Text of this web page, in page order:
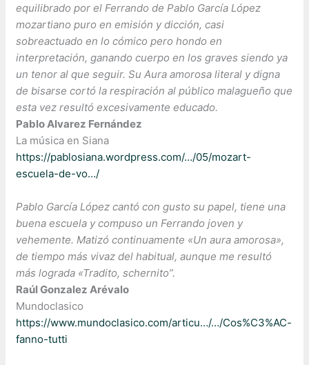
equilibrado por el Ferrando de Pablo García López
mozartiano puro en emisión y dicción, casi
sobreactuado en lo cómico pero hondo en
interpretación, ganando cuerpo en los graves siendo ya
un tenor al que seguir. Su Aura amorosa literal y digna
de bisarse cortó la respiración al público malagueño que
esta vez resultó excesivamente educado.
Pablo Alvarez Fernández
La música en Siana
https://pablosiana.wordpress.com/…/05/mozart-
escuela-de-vo…/
Pablo García López cantó con gusto su papel, tiene una
buena escuela y compuso un Ferrando joven y
vehemente. Matizó continuamente «Un aura amorosa»,
de tiempo más vivaz del habitual, aunque me resultó
más lograda «Tradito, schernito”.
Raúl Gonzalez Arévalo
Mundoclasico
https://www.mundoclasico.com/articu…/…/Cos%C3%AC-
fanno-tutti